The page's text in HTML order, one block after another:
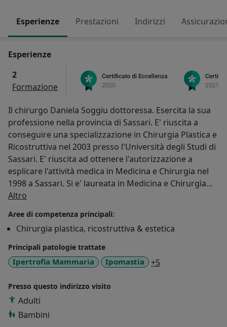
Esperienze Prestazioni Indirizzi
Esperienze
2
Formazione
Il chirurgo Daniela Soggiu dottoressa. Esercita la sua
professione nella provincia di Sassari. E' riuscita a
conseguire una specializzazione in Chirurgia Plastica e
Ricostruttiva nel 2003 presso l'Università degli Studi di
Sassari. E' riuscita ad ottenere l'autorizzazione a
esplicare l'attività medica in Medicina e Chirurgia nel
1998 a Sassari. Si e' laureata in Medicina e Chirurgia
nel 1998 presso l'Università degli Studi di Sassari
Altro
Aree di competenza principali:
Chirurgia plastica, ricostruttiva & estetica
Principali patologie trattate
Ipertrofia Mammaria Ipomastia +5
Presso questo indirizzo visito
Adulti
Bambini